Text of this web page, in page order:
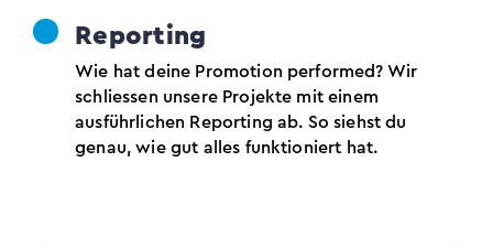
Reporting
Wie hat deine Promotion performed? Wir
schliessen unsere Projekte mit einem
ausführlichen Reporting ab. So siehst du
genau, wie gut alles funktioniert hat.